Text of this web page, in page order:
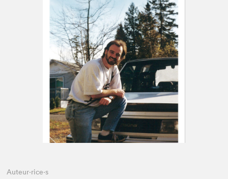
Espace médias
Auteur·rice·s